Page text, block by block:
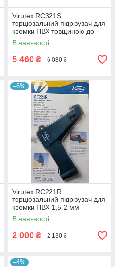
Virutex RC321S
торцювальний підрізувач для
кромки ПВХ товщиною до
3мм - нові можливості
модифікації "doble"
В наявності
5 460 ₴ 6 080 ₴
–6%
Virutex RC221R
торцювальний підрізувач для
кромки ПВХ 1,5-2 мм
В наявності
2 000 ₴ 2 130 ₴
–4%